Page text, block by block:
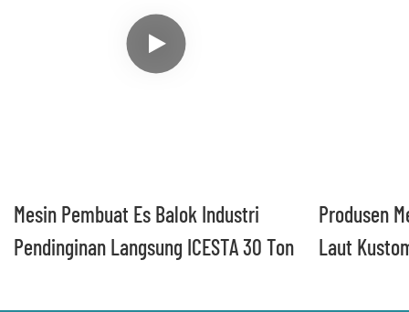
Mesin Pembuat Es Balok Industri
Pendinginan Langsung ICESTA 30 Ton
Produsen
Laut